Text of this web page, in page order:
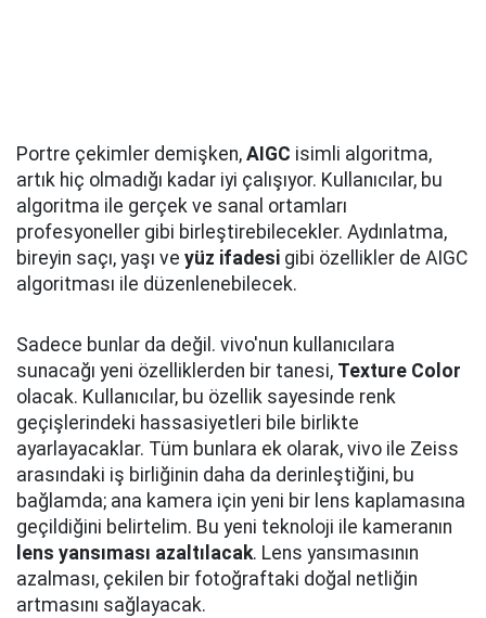
Portre çekimler demişken, AIGC isimli algoritma,
artık hiç olmadığı kadar iyi çalışıyor. Kullanıcılar, bu
algoritma ile gerçek ve sanal ortamları
profesyoneller gibi birleştirebilecekler. Aydınlatma,
bireyin saçı, yaşı ve yüz ifadesi gibi özellikler de AIGC
algoritması ile düzenlenebilecek.
Sadece bunlar da değil. vivo'nun kullanıcılara
sunacağı yeni özelliklerden bir tanesi, Texture Color
olacak. Kullanıcılar, bu özellik sayesinde renk
geçişlerindeki hassasiyetleri bile birlikte
ayarlayacaklar. Tüm bunlara ek olarak, vivo ile Zeiss
arasındaki iş birliğinin daha da derinleştiğini, bu
bağlamda; ana kamera için yeni bir lens kaplamasına
geçildiğini belirtelim. Bu yeni teknoloji ile kameranın
lens yansıması azaltılacak. Lens yansımasının
azalması, çekilen bir fotoğraftaki doğal netliğin
artmasını sağlayacak.